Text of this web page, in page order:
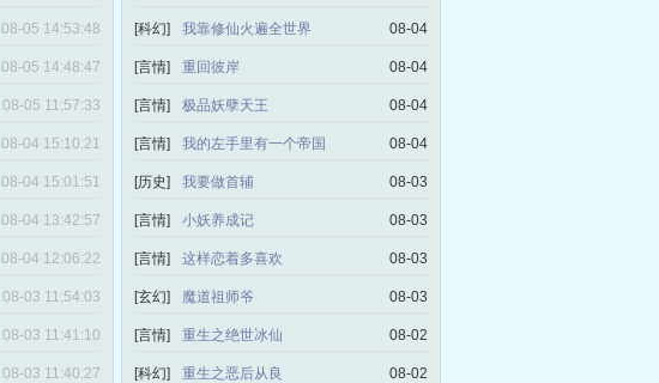
08-05 14:53:48
08-05 14:48:47
08-05 11:57:33
08-04 15:10:21
08-04 15:01:51
08-04 13:42:57
08-04 12:06:22
08-03 11:54:03
08-03 11:41:10
08-03 11:40:27
[科幻] 我靠修仙火遍全世界 08-04
[言情] 重回彼岸 08-04
[言情] 极品妖孽天王 08-04
[言情] 我的左手里有一个帝国 08-04
[历史] 我要做首辅 08-03
[言情] 小妖养成记 08-03
[言情] 这样恋着多喜欢 08-03
[玄幻] 魔道祖师爷 08-03
[言情] 重生之绝世冰仙 08-02
[科幻] 重生之恶后从良 08-02